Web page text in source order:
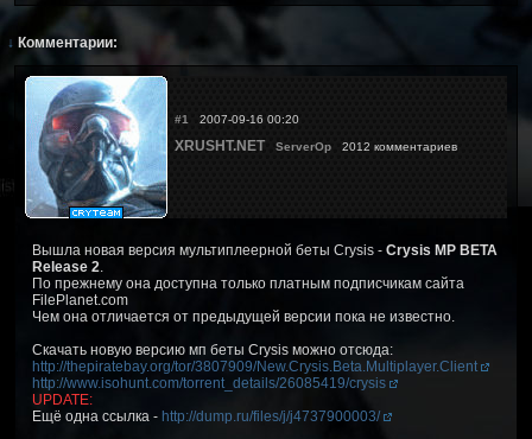
↓ Комментарии:
#1 2007-09-16 00:20
XRUSHT.NET ServerOp 2012 комментариев
Вышла новая версия мультиплеерной беты Crysis - Crysis MP BETA
Release 2
По прежнему она доступна только платным подписчикам сайта
FilePlanet.com
Чем она отличается от предыдущей версии пока не известно.
Скачать новую версию мп беты Crysis можно отсюда:
http://thepiratebay.org/tor/3807909/New.Crysis.Beta.Multiplayer.Client
http://www.isohunt.com/torrent_details/26085419/crysis
UPDATE:
Ещё одна ссылка - http://dump.ru/files/j/j4737900003/